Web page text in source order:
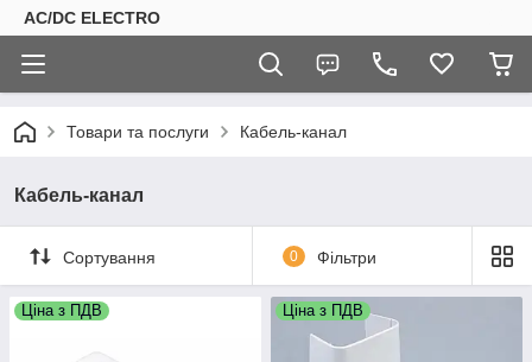
AC/DC ELECTRO
Товари та послуги Кабель-канал
Кабель-канал
Сортування 0 Фільтри
Ціна з ПДВ Ціна з ПДВ